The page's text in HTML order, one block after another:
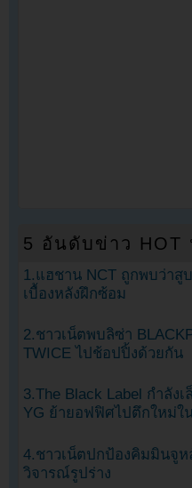
5 อันดับข่าว HOT
1.แฮชาน NCT ถูกพบว่าสู
เบื้องหลังฝึกซ้อม
2.ชาวเน็ตพบลิซ่า
TWICE ไปช้อปปิ้งด้วยกัน
3.The Black Label กำลัง
YG ย้ายอฟฟิศไปตึกใหม่ใ
4.ชาวเน็ตปกป้องคิมมินจูห
วิจารณ์รูปร่าง